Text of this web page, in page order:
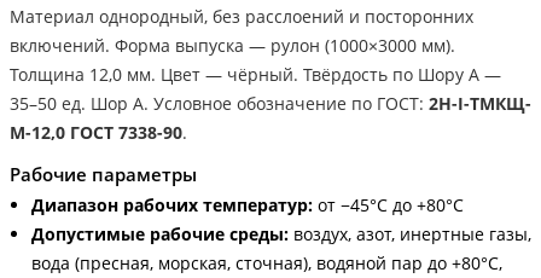
Материал однородный, без расслоений и посторонних
включений. Форма выпуска — рулон (1000×3000 мм).
Толщина 12,0 мм. Цвет — чёрный. Твёрдость по Шору А —
35–50 ед. Шор А. Условное обозначение по ГОСТ: 2Н-I-ТМКЩ-
М-12,0 ГОСТ 7338-90.
Рабочие параметры
Диапазон рабочих температур: от −45°С до +80°С
Допустимые рабочие среды: воздух, азот, инертные газы,
вода (пресная, морская, сточная), водяной пар до +80°С,